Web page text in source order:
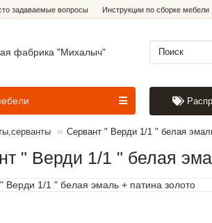
задаваемые вопросы Инструкции по сборке мебели
Cервант " Верди 1/1 " белая
" Верди 1/1 " белая